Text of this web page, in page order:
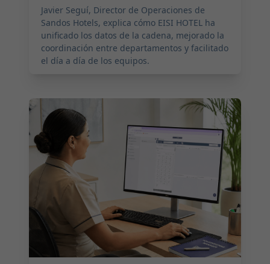
Javier Seguí, Director de Operaciones de
Sandos Hotels, explica cómo EISI HOTEL ha
unificado los datos de la cadena, mejorado la
coordinación entre departamentos y facilitado
el día a día de los equipos.
2026-07-14 10:00:00